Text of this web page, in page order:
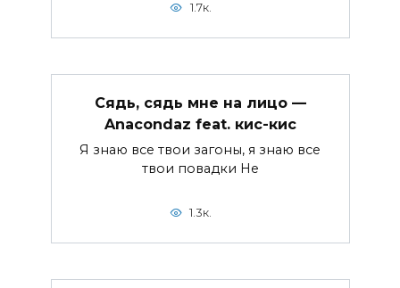
1.7к.
Сядь, сядь мне на лицо —
Anacondaz feat. кис-кис
Я знаю все твои загоны, я знаю все
твои повадки Не
1.3к.